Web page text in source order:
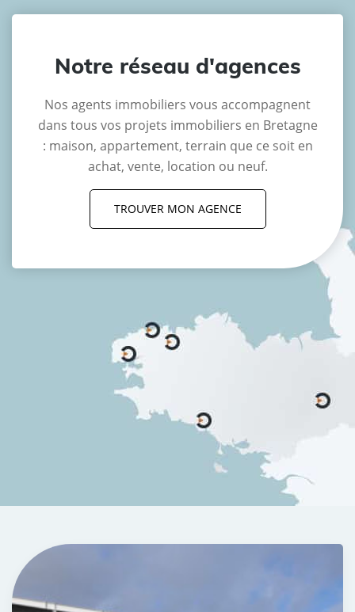
Notre réseau d'agences
Nos agents immobiliers vous accompagnent
dans tous vos projets immobiliers en Bretagne
: maison, appartement, terrain que ce soit en
achat, vente, location ou neuf.
TROUVER MON AGENCE